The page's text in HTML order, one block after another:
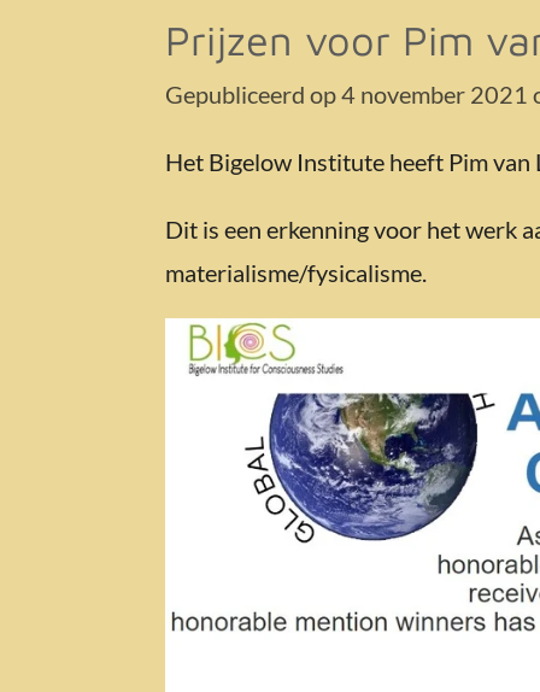
Prijzen voor Pim
Gepubliceerd op 4 november 2021
Het Bigelow Institute heeft Pim van
Dit is een erkenning voor het werk
materialisme/fysicalisme.